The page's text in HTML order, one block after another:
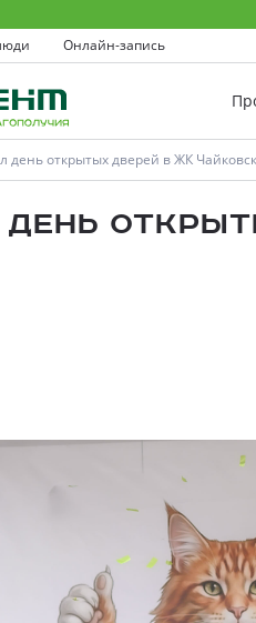
Онлайн-запись
день открытых дверей в ЖК